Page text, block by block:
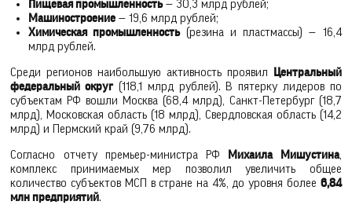
Пищевая промышленность— 30,3 млрд рублей;
Машиностроение— 19,6 млрд рублей;
Химическая промышленность(резина и пластмассы) — 16,4
млрд рублей.
Среди регионов наибольшую активность проявил
Центральный
федеральный округ (118,1 млрд рублей). В пятерку лидеров по
субъектам РФ вошли Москва (68,4 млрд), Санкт-Петербург (18,7
млрд), Московская область (18 млрд), Свердловская область (14,2
млрд) и Пермский край (9,76 млрд).
Согласно отчету премьер-министра РФ Михаила Мишустина,
комплекс принимаемых мер позволил увеличить общее
количество субъектов МСП в стране на 4%, до уровня более 6,84
млн предприятий.